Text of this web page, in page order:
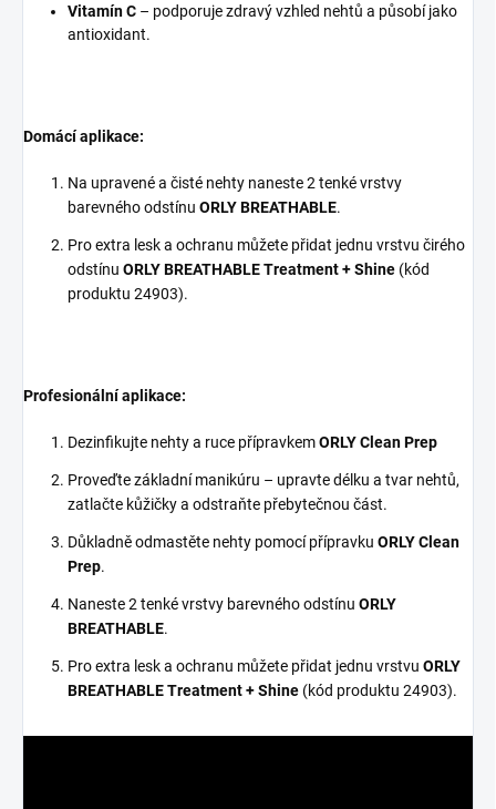
Vitamín C – podporuje zdravý vzhled nehtů a působí jako
antioxidant.
Domácí aplikace:
Na upravené a čisté nehty naneste 2 tenké vrstvy
barevného odstínu ORLY BREATHABLE.
Pro extra lesk a ochranu můžete přidat jednu vrstvu čirého
odstínu ORLY BREATHABLE Treatment + Shine (kód
produktu 24903).
Profesionální aplikace:
Dezinfikujte nehty a ruce přípravkemORLY Clean Prep
Proveďte základní manikúru – upravte délku a tvar nehtů,
zatlačte kůžičky a odstraňte přebytečnou část.
Důkladně odmastěte nehty pomocí přípravku ORLY Clean
Prep.
Naneste 2 tenké vrstvy barevného odstínu ORLY
BREATHABLE.
Pro extra lesk a ochranu můžete přidat jednu vrstvu ORLY
BREATHABLE Treatment + Shine (kód produktu 24903).